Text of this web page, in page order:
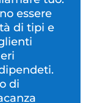
essere
di tipi e
di